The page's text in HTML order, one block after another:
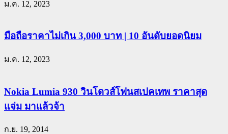
ม.ค. 12, 2023
มือถือราคาไม่เกิน 3,000 บาท | 10 อันดับยอดนิยม
ม.ค. 12, 2023
Nokia Lumia 930 วินโดวส์โฟนสเปคเทพ ราคาสุด
แจ่ม มาแล้วจ้า
ก.ย. 19, 2014